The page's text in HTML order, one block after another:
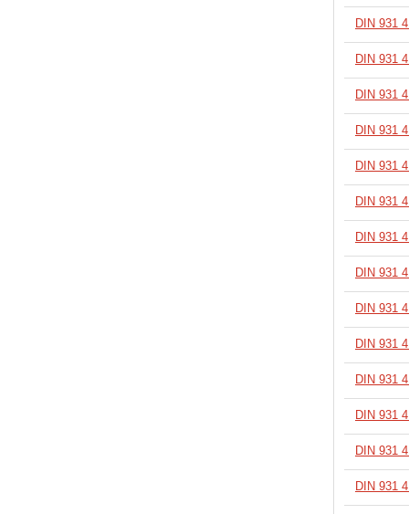
DIN 931
DIN 931
DIN 931
DIN 931
DIN 931
DIN 931
DIN 931
DIN 931
DIN 931
DIN 931
DIN 931
DIN 931
DIN 931
DIN 931